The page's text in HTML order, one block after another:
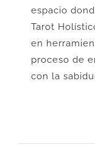
espacio
Tarot
en
proceso de
con la